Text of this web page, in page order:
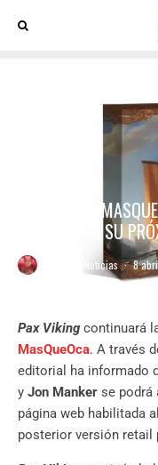
PAX VIKING,
EKLUND CON SU
Noticias · 8
Pax Viking continuará
MasQueOca. A través
editorial ha informado
y Jon Manker se podrá
página web habilitada
posterior versión retail